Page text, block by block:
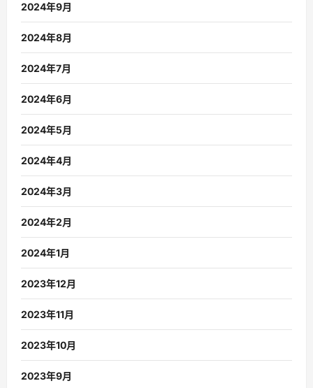
2024年9月
2024年8月
2024年7月
2024年6月
2024年5月
2024年4月
2024年3月
2024年2月
2024年1月
2023年12月
2023年11月
2023年10月
2023年9月